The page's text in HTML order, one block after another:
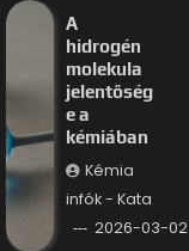
A
hidrogén
molekula
jelentőség
e a
kémiában
Kémia
infók - Kata
2026-03-02